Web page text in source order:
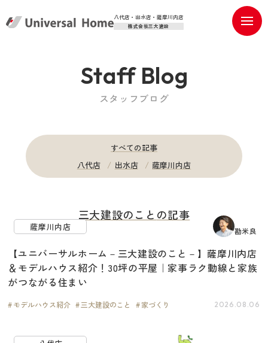
八代店・出水店・薩摩川内店
株式会社三大建設
Staff Blog
スタッフブログ
すべての記事
八代店
出水店 薩摩川内店
三大建設のこと の記事
薩摩川内店 勘米良
【ユニバーサルホーム－三大建設のこと－】薩摩川内店
＆モデルハウス紹介！30坪の平屋｜家事ラク動線と家族
がつながる住まい
モデルハウス紹介 三大建設のこと 家づくり 2026.08.06